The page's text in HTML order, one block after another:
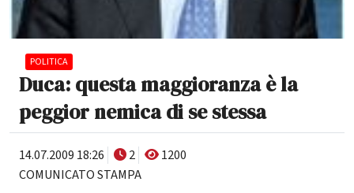
POLITICA
Duca: questa maggioranza è la
peggior nemica di se stessa
14.07.2009 18:26 2
1200
COMUNICATO STAMPA